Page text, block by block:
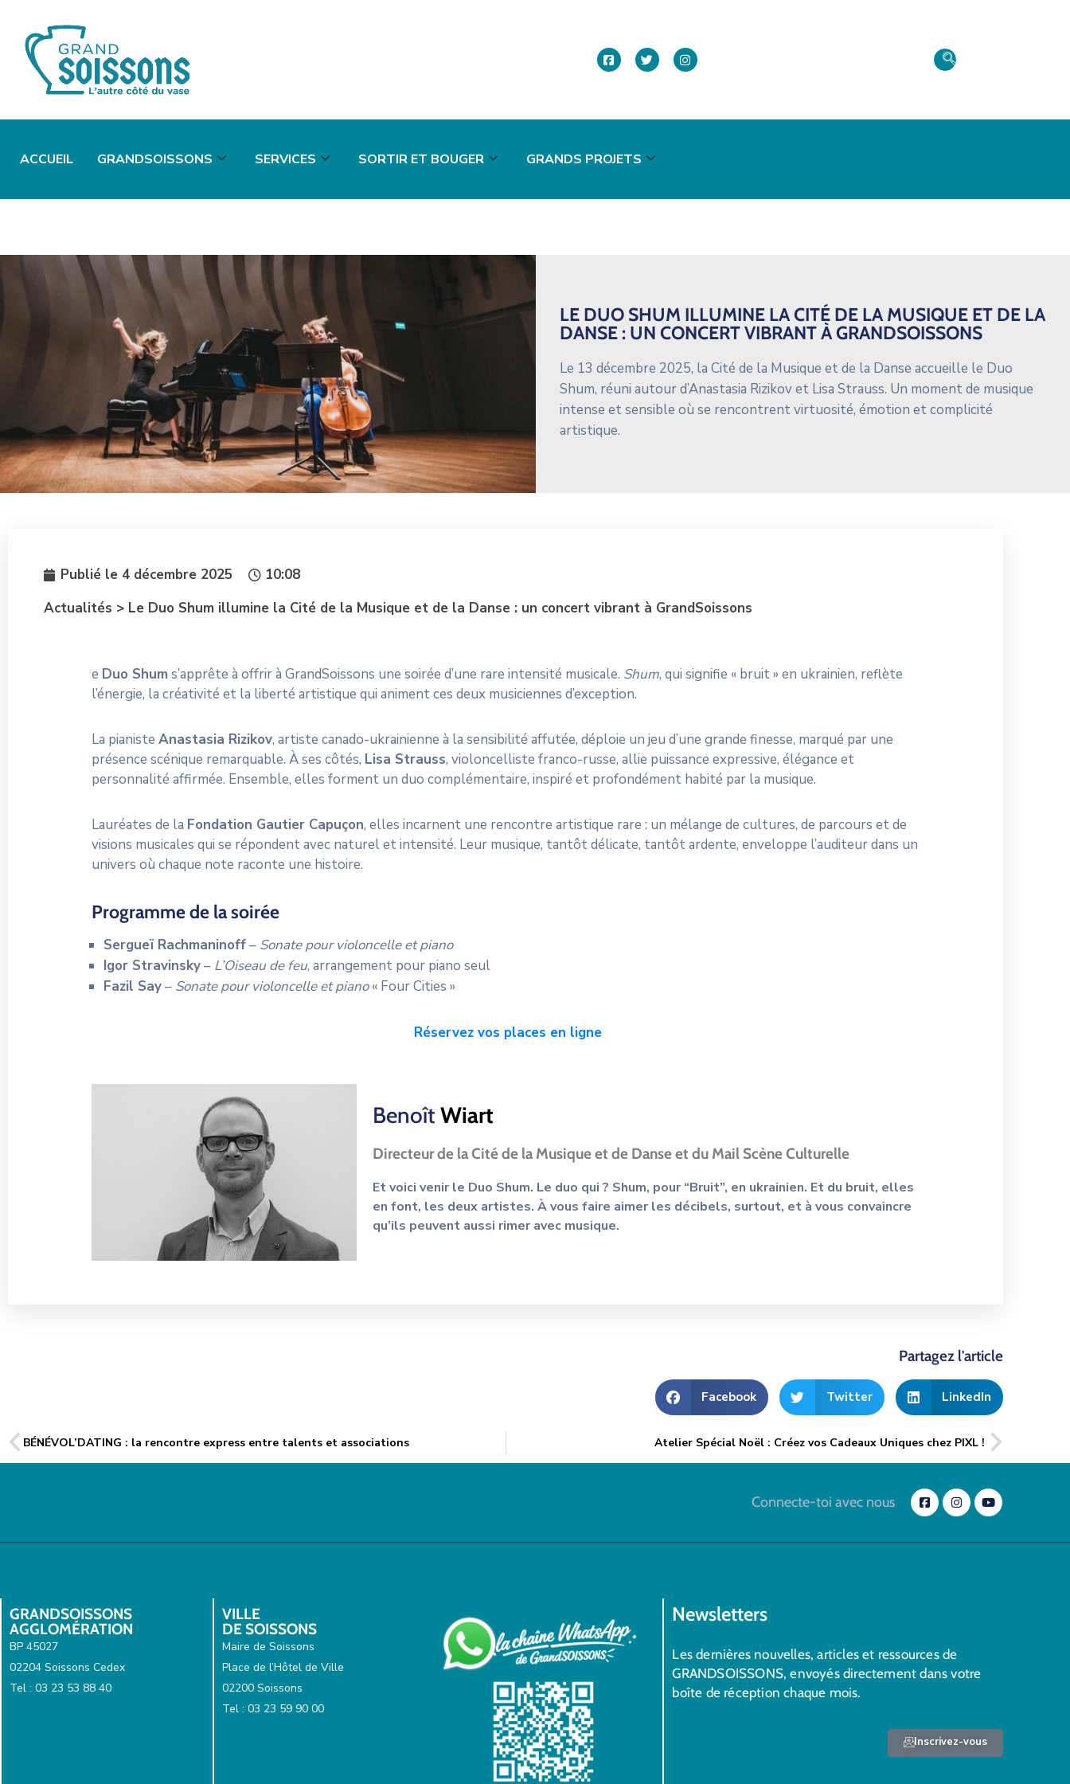
ACCUEIL GRANDSOISSONS SERVICES SORTIR ET BOUGER GRANDS PROJETS
LE DUO SHUM ILLUMINE LA CITÉ DE LA MUSIQUE ET DE LA
DANSE : UN CONCERT VIBRANT À GRANDSOISSONS
Le 13 décembre 2025, la Cité de la Musique et de la Danse accueille le Duo
Shum, réuni autour d’Anastasia Rizikov et Lisa Strauss. Un moment de musique
intense et sensible où se rencontrent virtuosité, émotion et complicité
artistique.
Publié le 4 décembre 2025
10:08
Actualités > Le Duo Shum illumine la Cité de la Musique et de la Danse : un concert vibrant à GrandSoissons
e Duo Shum s’apprête à offrir à GrandSoissons une soirée d’une rare intensité musicale. Shum, qui signifie « bruit » en ukrainien, reflète
l’énergie, la créativité et la liberté artistique qui animent ces deux musiciennes d’exception.
La pianiste Anastasia Rizikov, artiste canado-ukrainienne à la sensibilité affutée, déploie un jeu d’une grande finesse, marqué par une
présence scénique remarquable. À ses côtés, Lisa Strauss, violoncelliste franco-russe, allie puissance expressive, élégance et
personnalité affirmée. Ensemble, elles forment un duo complémentaire, inspiré et profondément habité par la musique.
Lauréates de la Fondation Gautier Capuçon, elles incarnent une rencontre artistique rare : un mélange de cultures, de parcours et de
visions musicales qui se répondent avec naturel et intensité. Leur musique, tantôt délicate, tantôt ardente, enveloppe l’auditeur dans un
univers où chaque note raconte une histoire.
Programme de la soirée
Sergueï Rachmaninoff– Sonate pour violoncelle et piano
Igor Stravinsky– L’Oiseau de feu, arrangement pour piano seul
Fazil Say– Sonate pour violoncelle et piano« Four Cities »
Réservez vos places en ligne
BenoîtWiart
Directeur de la Cité de la Musique et de Danse et du Mail Scène Culturelle
Et voici venir le Duo Shum. Le duo qui ? Shum, pour “Bruit”, en ukrainien. Et du bruit, elles
en font, les deux artistes. À vous faire aimer les décibels, surtout, et à vous convaincre
qu’ils peuvent aussi rimer avec musique.
Partagez l'article
Facebook Twitter LinkedIn
BÉNÉVOL’DATING : la rencontre express entre talents et associations Atelier Spécial Noël : Créez vos Cadeaux Uniques chez PIXL !
Connecte-toi avec nous
GRANDSOISSONS
AGGLOMÉRATION
BP 45027
02204 Soissons Cedex
Tel : 03 23 53 88 40
VILLE
DE SOISSONS
Maire de Soissons
Place de l’Hôtel de Ville
02200 Soissons
Tel : 03 23 59 90 00
Newsletters
Les dernières nouvelles, articles et ressources de
GRANDSOISSONS, envoyés directement dans votre
boîte de réception chaque mois.
Inscrivez-vous